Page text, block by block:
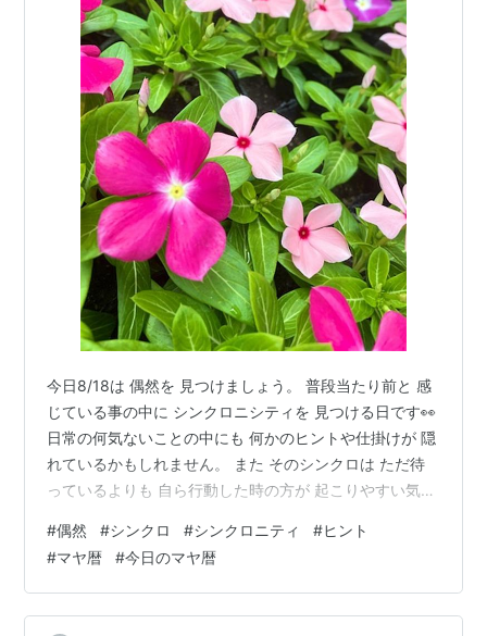
今日8/18は 偶然を 見つけましょう。 普段当たり前と 感
じている事の中に シンクロニシティを 見つける日です👀
日常の何気ないことの中にも 何かのヒントや仕掛けが 隠
れているかもしれません。 また そのシンクロは ただ待
っているよりも 自ら行動した時の方が 起こりやすい気が
ぜひ 自ら行動してみて 素敵なシンクロに 気づいてみて
は いかがでしょうか😊 今日の写真は 日々草。 鑑定メニ
ュー 【お試し価格】繊細さんの魅力を発掘☆占星術＋マ
ヤ暦鑑定 👇こちらは恋愛・相性鑑定など、メニューが豊
#偶然 #シンクロ #シンクロニティ #ヒント
#マヤ暦 #今日のマヤ暦